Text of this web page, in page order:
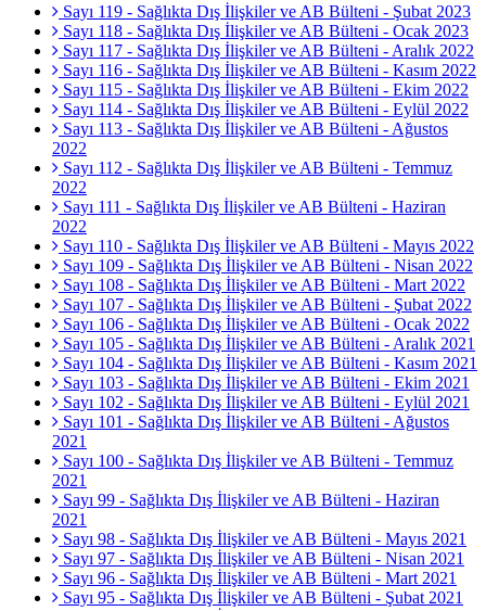
Sayı 119 - Sağlıkta Dış İlişkiler ve AB Bülteni - Şubat 2023
Sayı 118 - Sağlıkta Dış İlişkiler ve AB Bülteni - Ocak 2023
Sayı 117 - Sağlıkta Dış İlişkiler ve AB Bülteni - Aralık 2022
Sayı 116 - Sağlıkta Dış İlişkiler ve AB Bülteni - Kasım 2022
Sayı 115 - Sağlıkta Dış İlişkiler ve AB Bülteni - Ekim 2022
Sayı 114 - Sağlıkta Dış İlişkiler ve AB Bülteni - Eylül 2022
Sayı 113 - Sağlıkta Dış İlişkiler ve AB Bülteni - Ağustos
2022
Sayı 112 - Sağlıkta Dış İlişkiler ve AB Bülteni - Temmuz
2022
Sayı 111 - Sağlıkta Dış İlişkiler ve AB Bülteni - Haziran
2022
Sayı 110 - Sağlıkta Dış İlişkiler ve AB Bülteni - Mayıs 2022
Sayı 109 - Sağlıkta Dış İlişkiler ve AB Bülteni - Nisan 2022
Sayı 108 - Sağlıkta Dış İlişkiler ve AB Bülteni - Mart 2022
Sayı 107 - Sağlıkta Dış İlişkiler ve AB Bülteni - Şubat 2022
Sayı 106 - Sağlıkta Dış İlişkiler ve AB Bülteni - Ocak 2022
Sayı 105 - Sağlıkta Dış İlişkiler ve AB Bülteni - Aralık 2021
Sayı 104 - Sağlıkta Dış İlişkiler ve AB Bülteni - Kasım 2021
Sayı 103 - Sağlıkta Dış İlişkiler ve AB Bülteni - Ekim 2021
Sayı 102 - Sağlıkta Dış İlişkiler ve AB Bülteni - Eylül 2021
Sayı 101 - Sağlıkta Dış İlişkiler ve AB Bülteni - Ağustos
2021
Sayı 100 - Sağlıkta Dış İlişkiler ve AB Bülteni - Temmuz
2021
Sayı 99 - Sağlıkta Dış İlişkiler ve AB Bülteni - Haziran
2021
Sayı 98 - Sağlıkta Dış İlişkiler ve AB Bülteni - Mayıs 2021
Sayı 97 - Sağlıkta Dış İlişkiler ve AB Bülteni - Nisan 2021
Sayı 96 - Sağlıkta Dış İlişkiler ve AB Bülteni - Mart 2021
Sayı 95 - Sağlıkta Dış İlişkiler ve AB Bülteni - Şubat 2021